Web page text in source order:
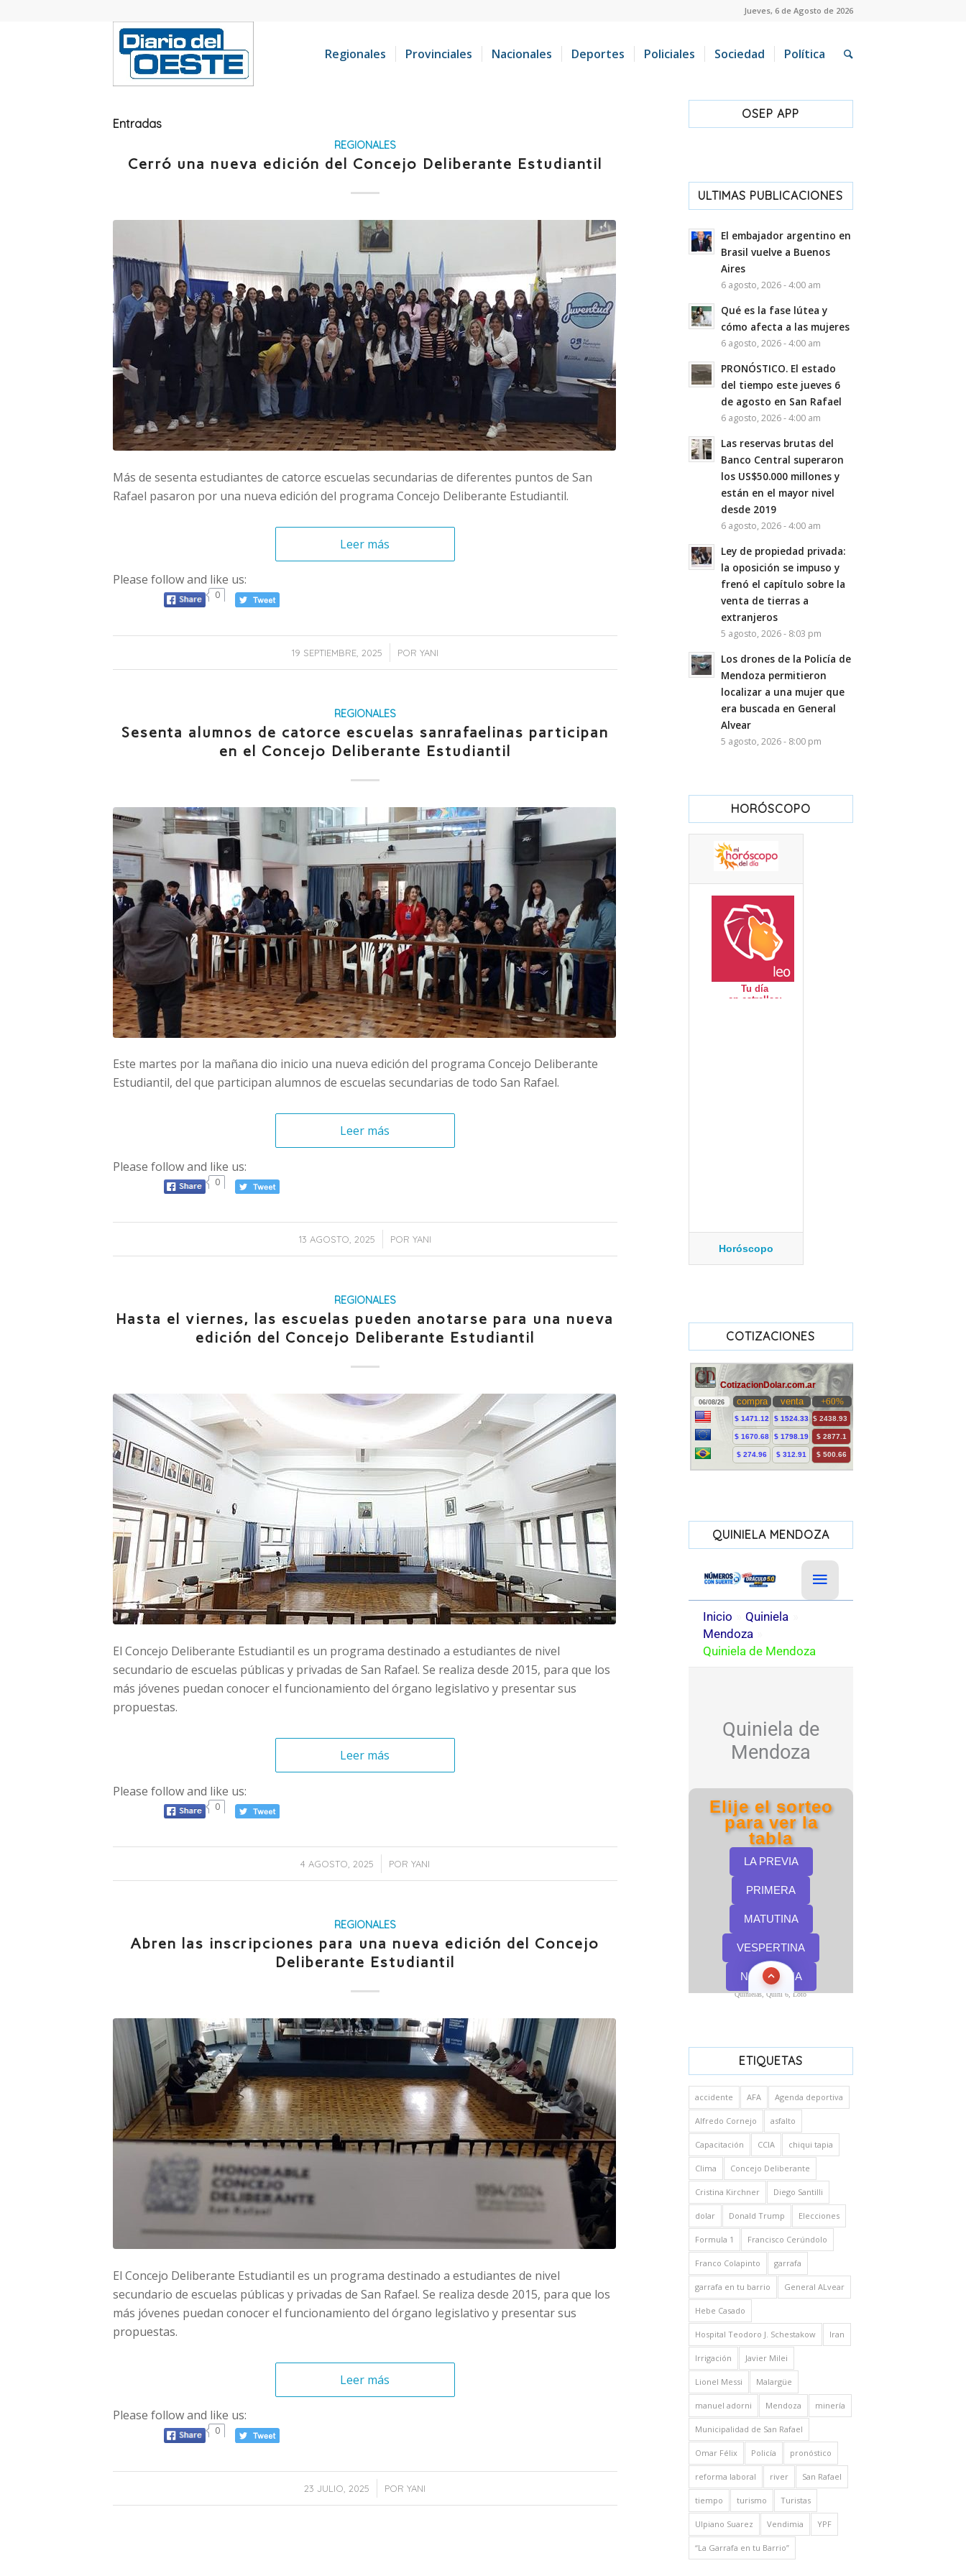
Jueves, 6 de Agosto de 2026
Regionales Provinciales Nacionales Deportes Policiales Sociedad Política
Entradas
REGIONALES
Cerró una nueva edición del Concejo Deliberante Estudiantil
Más de sesenta estudiantes de catorce escuelas secundarias de diferentes puntos de San
Rafael pasaron por una nueva edición del programa Concejo Deliberante Estudiantil.
Leer más
Please follow and like us:
0
19 SEPTIEMBRE, 2025
/ POR YANI
REGIONALES
Sesenta alumnos de catorce escuelas sanrafaelinas participan
en el Concejo Deliberante Estudiantil
Este martes por la mañana dio inicio una nueva edición del programa Concejo Deliberante
Estudiantil, del que participan alumnos de escuelas secundarias de todo San Rafael.
Leer más
Please follow and like us:
0
13 AGOSTO, 2025
/ POR YANI
REGIONALES
Hasta el viernes, las escuelas pueden anotarse para una nueva
edición del Concejo Deliberante Estudiantil
El Concejo Deliberante Estudiantil es un programa destinado a estudiantes de nivel
secundario de escuelas públicas y privadas de San Rafael. Se realiza desde 2015, para que los
más jóvenes puedan conocer el funcionamiento del órgano legislativo y presentar sus
propuestas.
Leer más
Please follow and like us:
0
4 AGOSTO, 2025
/ POR YANI
REGIONALES
Abren las inscripciones para una nueva edición del Concejo
Deliberante Estudiantil
El Concejo Deliberante Estudiantil es un programa destinado a estudiantes de nivel
secundario de escuelas públicas y privadas de San Rafael. Se realiza desde 2015, para que los
más jóvenes puedan conocer el funcionamiento del órgano legislativo y presentar sus
propuestas.
Leer más
Please follow and like us:
0
23 JULIO, 2025 PORYANI
OSEP APP
ULTIMAS PUBLICACIONES
El embajador argentino en
Brasil vuelve a Buenos
Aires
6 agosto, 2026 - 4:00 am
Qué es la fase lútea y
cómo afecta a las mujeres
6 agosto, 2026 - 4:00 am
PRONÓSTICO. El estado
del tiempo este jueves 6
de agosto en San Rafael
6 agosto, 2026 - 4:00 am
Las reservas brutas del
Banco Central superaron
los US$50.000 millones y
están en el mayor nivel
desde 2019
6 agosto, 2026 - 4:00 am
Ley de propiedad privada:
la oposición se impuso y
frenó el capítulo sobre la
venta de tierras a
extranjeros
5 agosto, 2026 - 8:03 pm
Los drones de la Policía de
Mendoza permitieron
localizar a una mujer que
era buscada en General
Alvear
5 agosto, 2026 - 8:00 pm
HORÓSCOPO
Horóscopo
COTIZACIONES
QUINIELA MENDOZA
Quinielas, Quini 6, Loto
ETIQUETAS
accidente AFA Agenda deportiva
Alfredo Cornejo asfalto
Capacitación CCIA chiqui tapia
Clima Concejo Deliberante
Cristina Kirchner Diego Santilli
dolar Donald Trump Elecciones
Formula 1 Francisco Cerúndolo
Franco Colapinto garrafa
garrafa en tu barrio General ALvear
Hebe Casado
Hospital Teodoro J. Schestakow Iran
Irrigación Javier Milei
Lionel Messi Malargüe
manuel adorni Mendoza minería
Municipalidad de San Rafael
Omar Félix Policía pronóstico
reforma laboral river San Rafael
tiempo turismo Turistas
Ulpiano Suarez Vendimia YPF
“La Garrafa en tu Barrio”